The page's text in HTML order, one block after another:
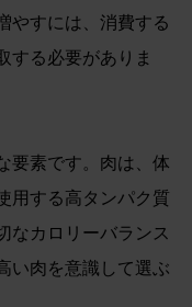
やすには、消費する
する必要がありま
要素です。肉は、体
用する高タンパク質
なカロリーバランス
い肉を意識して選ぶ